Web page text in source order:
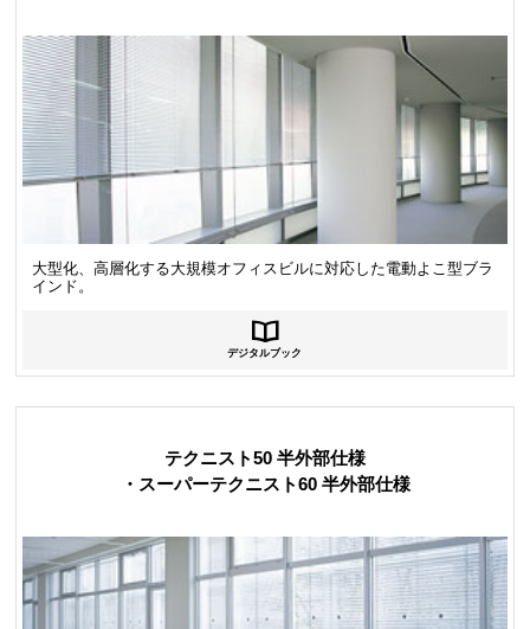
大型化、高層化する大規模オフィスビルに対応した電動よこ型ブラ
インド。
デジタルブック
テクニスト50 半外部仕様
・スーパーテクニスト60 半外部仕様